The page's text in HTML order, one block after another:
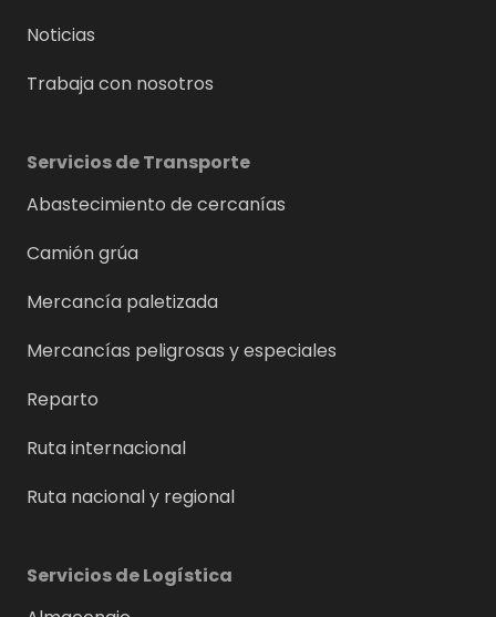
Noticias
Trabaja con nosotros
Servicios de Transporte
Abastecimiento de cercanías
Camión grúa
Mercancía paletizada
Mercancías peligrosas y especiales
Reparto
Ruta internacional
Ruta nacional y regional
Servicios de Logística